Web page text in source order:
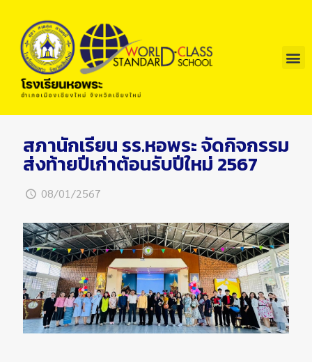
สภานักเรียน รร.หอพระ จัดกิจกรรม
ส่งท้ายปีเก่าต้อนรับปีใหม่ 2567
08/01/2567